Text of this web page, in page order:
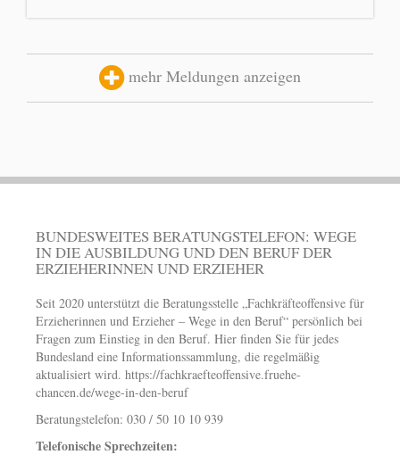
mehr Meldungen anzeigen
BUNDESWEITES BERATUNGSTELEFON: WEGE
IN DIE AUSBILDUNG UND DEN BERUF DER
ERZIEHERINNEN UND ERZIEHER
Seit 2020 unterstützt die Beratungsstelle „Fachkräfteoffensive für
Erzieherinnen und Erzieher – Wege in den Beruf“ persönlich bei
Fragen zum Einstieg in den Beruf. Hier finden Sie für jedes
Bundesland eine Informationssammlung, die regelmäßig
aktualisiert wird. https://fachkraefteoffensive.fruehe-
chancen.de/wege-in-den-beruf
Beratungstelefon: 030 / 50 10 10 939
Telefonische Sprechzeiten: